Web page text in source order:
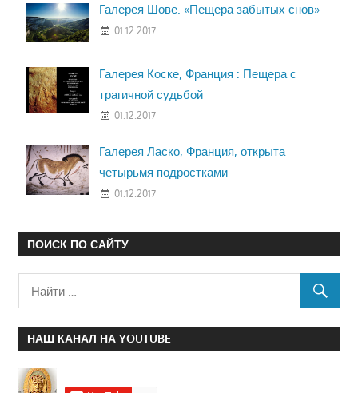
Галерея Шове. «Пещера забытых снов»
01.12.2017
Галерея Коске, Франция : Пещера с
трагичной судьбой
01.12.2017
Галерея Ласко, Франция, открыта
четырьмя подростками
01.12.2017
ПОИСК ПО САЙТУ
НАШ КАНАЛ НА YOUTUBE